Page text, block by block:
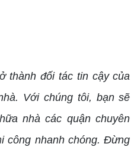
thành đối tác tin cậy của
Với chúng tôi, bạn sẽ
nhà các quận chuyên
công nhanh chóng. Đừng